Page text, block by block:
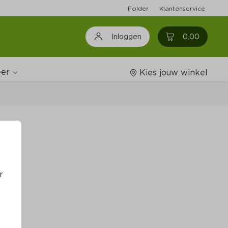
Folder Klantenservice
Inloggen 0.00 0
Kies jouw winkel